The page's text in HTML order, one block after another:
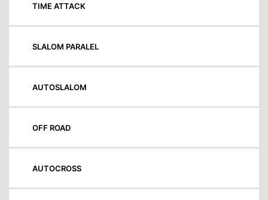
TIME ATTACK
SLALOM PARALEL
AUTOSLALOM
OFF ROAD
AUTOCROSS